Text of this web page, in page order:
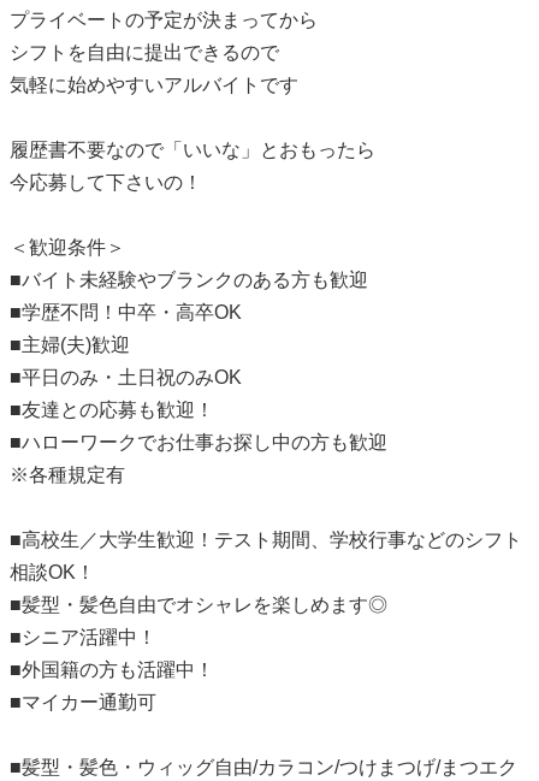
プライベートの予定が決まってから
シフトを自由に提出できるので
気軽に始めやすいアルバイトです
履歴書不要なので「いいな」とおもったら
今応募して下さいの！
＜歓迎条件＞
■バイト未経験やブランクのある方も歓迎
■学歴不問！中卒・高卒OK
■主婦(夫)歓迎
■平日のみ・土日祝のみOK
■友達との応募も歓迎！
■ハローワークでお仕事お探し中の方も歓迎
※各種規定有
■高校生／大学生歓迎！テスト期間、学校行事などのシフト
相談OK！
■髪型・髪色自由でオシャレを楽しめます◎
■シニア活躍中！
■外国籍の方も活躍中！
■マイカー通勤可
■髪型・髪色・ウィッグ自由/カラコン/つけまつげ/まつエク